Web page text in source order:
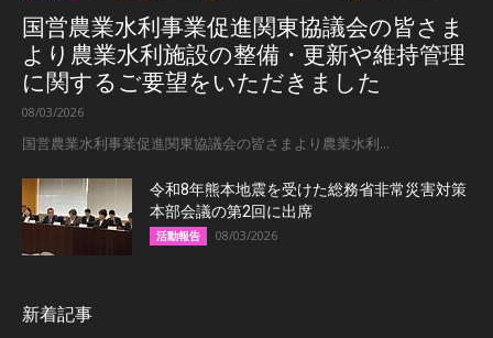
国営農業水利事業促進関東協議会の皆さま
より農業水利施設の整備・更新や維持管理
に関するご要望をいただきました
08/03/2026
国営農業水利事業促進関東協議会の皆さまより農業水利...
令和8年熊本地震を受けた総務省非常災害対策
本部会議の第2回に出席
活動報告 08/03/2026
新着記事